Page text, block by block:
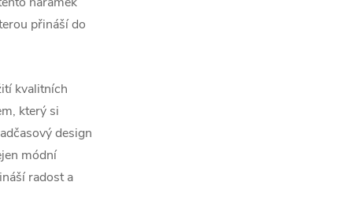
přináší do
kvalitních
který si
design
módní
radost a